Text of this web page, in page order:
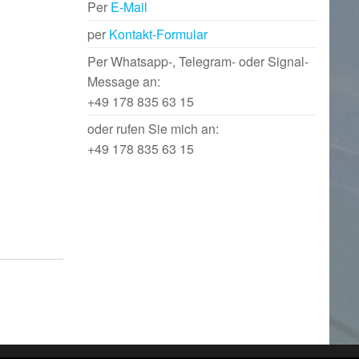
Per E-Mail
per Kontakt-Formular
Per Whatsapp-, Telegram- oder Signal-
Message an:
+49 178 835 63 15
oder rufen Sie mich an:
+49 178 835 63 15